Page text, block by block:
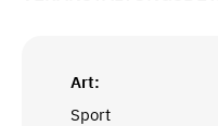
Art:
Sport